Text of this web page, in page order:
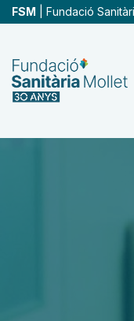
Pasar
al
principal
FSM | Fundació